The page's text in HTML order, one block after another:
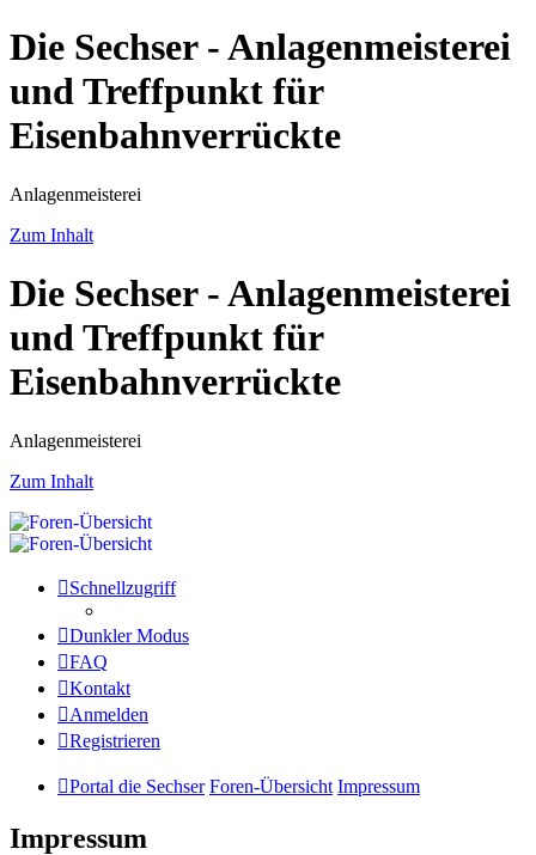
Die Sechser - Anlagenmeisterei
und Treffpunkt für
Eisenbahnverrückte
Anlagenmeisterei
Zum Inhalt
Die Sechser - Anlagenmeisterei
und Treffpunkt für
Eisenbahnverrückte
Anlagenmeisterei
Zum Inhalt
Schnellzugriff
Dunkler Modus
FAQ
Kontakt
Anmelden
Registrieren
Portal die Sechser Foren-Übersicht Impressum
Impressum